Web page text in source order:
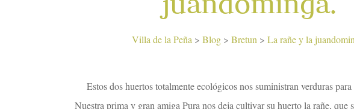
Villa de la Peña >Blog >Bretun >La rañe y la
Estos dos huertos totalmente ecológicos nos suministran verduras
Nuestra prima y gran amiga Pura nos deja cultivar su huerto la rañe, que